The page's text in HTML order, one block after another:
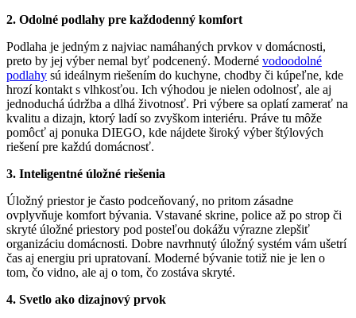
2. Odolné podlahy pre každodenný komfort
Podlaha je jedným z najviac namáhaných prvkov v domácnosti,
preto by jej výber nemal byť podcenený. Moderné vodoodolné
podlahy sú ideálnym riešením do kuchyne, chodby či kúpeľne, kde
hrozí kontakt s vlhkosťou. Ich výhodou je nielen odolnosť, ale aj
jednoduchá údržba a dlhá životnosť. Pri výbere sa oplatí zamerať na
kvalitu a dizajn, ktorý ladí so zvyškom interiéru. Práve tu môže
pomôcť aj ponuka DIEGO, kde nájdete široký výber štýlových
riešení pre každú domácnosť.
3. Inteligentné úložné riešenia
Úložný priestor je často podceňovaný, no pritom zásadne
ovplyvňuje komfort bývania. Vstavané skrine, police až po strop či
skryté úložné priestory pod posteľou dokážu výrazne zlepšiť
organizáciu domácnosti. Dobre navrhnutý úložný systém vám ušetrí
čas aj energiu pri upratovaní. Moderné bývanie totiž nie je len o
tom, čo vidno, ale aj o tom, čo zostáva skryté.
4. Svetlo ako dizajnový prvok